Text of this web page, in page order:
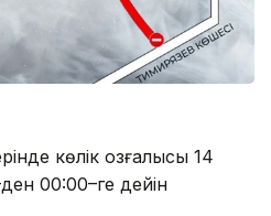
көлік қозғалысы 14
00:00–ге дейін